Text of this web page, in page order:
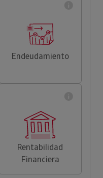
Endeudamiento
Rentabilidad
Financiera